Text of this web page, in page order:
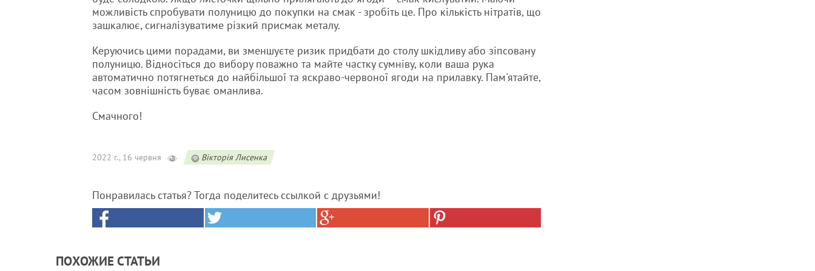
можливість спробувати полуницю до покупки на смак - зробіть це. Про кількість нітратів, що
зашкалює, сигналізуватиме різкий присмак металу.
Керуючись цими порадами, ви зменшуєте ризик придбати до столу шкідливу або зіпсовану
полуницю. Відносіться до вибору поважно та майте частку сумніву, коли ваша рука
автоматично потягнеться до найбільшої та яскраво-червоної ягоди на прилавку. Пам'ятайте,
часом зовнішність буває оманлива.
Смачного!
2022 г., 16 червня Вікторія Лисенка
Понравилась статья? Тогда поделитесь ссылкой с друзьями!
ПОХОЖИЕ СТАТЬИ